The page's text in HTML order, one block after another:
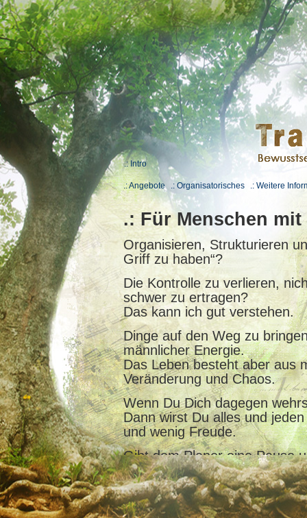
.: Intro
.: Angebote .: Organisatorisches .: Weitere
.: Für Menschen
Organisieren, Strukturieren
Griff zu haben“?
Die Kontrolle zu verlieren,
schwer zu ertragen?
Das kann ich gut verstehen.
Dinge auf den Weg zu
männlicher Energie.
Das Leben besteht aber aus
Veränderung und Chaos.
Wenn Du Dich dagegen
Dann wirst Du alles und
und wenig Freude.
Gibt dem Planer eine Pause
Chance.